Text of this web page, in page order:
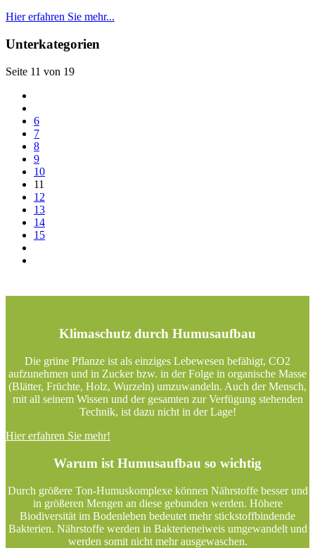
Hier erfahren Sie mehr...
Unterkategorien
Seite 11 von 19
6
7
8
9
10
11
12
13
14
15
Klimaschutz durch Humusaufbau
Die grüne Pflanze ist als einziges Lebewesen befähigt, CO2
aufzunehmen und in Zucker bzw. in der Folge in organische Masse
(Blätter, Früchte, Holz, Wurzeln) umzuwandeln. Auch der Mensch,
mit all seinem Wissen und der gesamten zur Verfügung stehenden
Technik, ist dazu nicht in der Lage!
Hier erfahren Sie mehr!
Warum ist Humusaufbau so wichtig
Durch größere Ton-Humuskomplexe können Nährstoffe besser und
in größeren Mengen an diese gebunden werden. Höhere
Biodiversität im Bodenleben bedeutet mehr stickstoffbindende
Bakterien. Nährstoffe werden in Bakterieneiweis umgewandelt und
werden somit nicht mehr ausgewaschen.